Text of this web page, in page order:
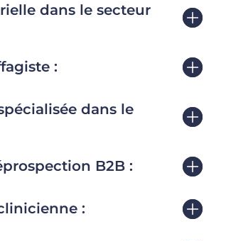
dans le secteur
:
dans le
B2B :
: